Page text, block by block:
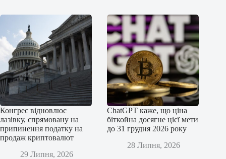
Конгрес відновлює
лазівку, спрямовану на
припинення податку на
продаж криптовалют
29 Липня, 2026
ChatGPT каже, що ціна
біткойна досягне цієї мети
до 31 грудня 2026 року
28 Липня, 2026